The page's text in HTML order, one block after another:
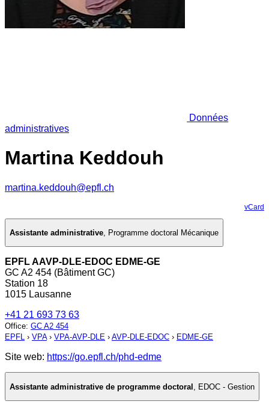
Données
administratives
Martina Keddouh
martina.keddouh@epfl.ch
vCard
Assistante administrative, Programme doctoral Mécanique
EPFL AAVP-DLE-EDOC EDME-GE
GC A2 454 (Bâtiment GC)
Station 18
1015 Lausanne
+41 21 693 73 63
Office: GC A2 454
EPFL › VPA› VPA-AVP-DLE › AVP-DLE-EDOC › EDME-GE
Site web: https://go.epfl.ch/phd-edme
Assistante administrative de programme doctoral EDOC - Gestion